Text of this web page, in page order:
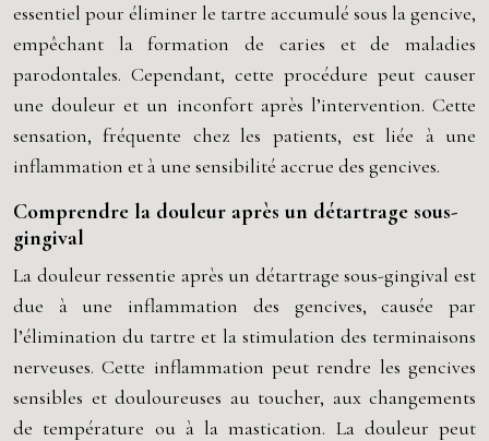
essentiel pour éliminer le tartre accumulé sous la gencive,
empêchant la formation de caries et de maladies
parodontales. Cependant, cette procédure peut causer
une douleur et un inconfort après l’intervention. Cette
sensation, fréquente chez les patients, est liée à une
inflammation et à une sensibilité accrue des gencives.
Comprendre la douleur après un détartrage sous-
gingival
La douleur ressentie après un détartrage sous-gingival est
due à une inflammation des gencives, causée par
l’élimination du tartre et la stimulation des terminaisons
nerveuses. Cette inflammation peut rendre les gencives
sensibles et douloureuses au toucher, aux changements
de température ou à la mastication. La douleur peut